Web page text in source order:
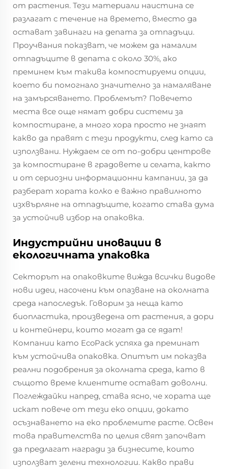
от растения. Тези материали наистина се
разлагат с течение на времето, вместо да
остават завинаги на депата за отпадъци.
Проучвания показват, че можем да намалим
отпадъците в депата с около 30%, ако
преминем към такива компостируеми опции,
което би помогнало значително за намаляване
на замърсяването. Проблемът? Повечето
места все още нямат добри системи за
компостиране, а много хора просто не знаят
какво да правят с тези продукти, след като са
използвани. Нуждаем се от по-добри центрове
за компостиране в градовете и селата, както
и от сериозни информационни кампании, за да
разберат хората колко е важно правилното
изхвърляне на отпадъците, когато става дума
за устойчив избор на опаковка.
Индустрийни иновации в
екологичната упаковка
Секторът на опаковките вижда всички видове
нови идеи, насочени към опазване на околната
среда напоследък. Говорим за неща като
биопластика, произведена от растения, а дори
и контейнери, които могат да се ядат!
Компании като EcoPack успяха да преминат
към устойчива опаковка. Опитът им показва
реални подобрения за околната среда, като в
същото време клиентите остават доволни.
Поглеждайки напред, става ясно, че хората ще
искат повече от тези еко опции, докато
осъзнаването на еко проблемите расте. Освен
това правителства по целия свят започват
да предлагат награди за бизнесите, които
използват зелени технологии. Какво прави